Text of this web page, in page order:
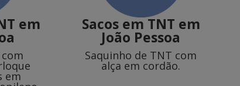
em
em
Sacos em TNT em
João Pessoa
Saquinho de TNT com
alça em cordão.